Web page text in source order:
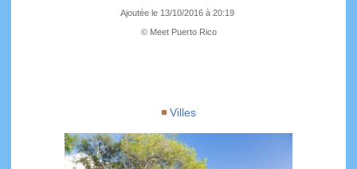
Ajoutée le 13/10/2016 à 20:19
© Meet Puerto Rico
Villes